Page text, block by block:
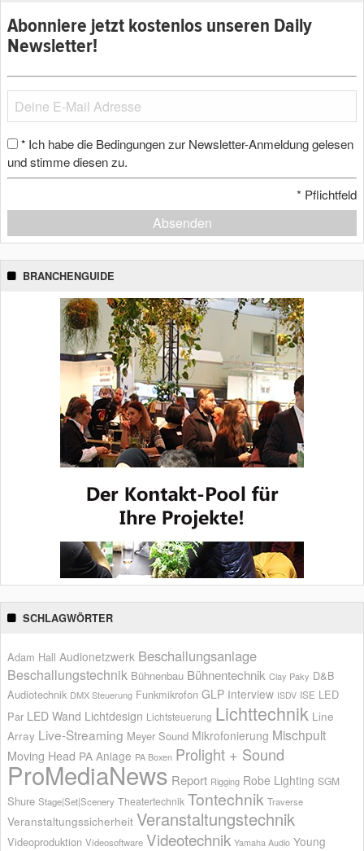
Abonniere jetzt kostenlos unseren Daily
Newsletter!
* Ich habe die Bedingungen zur Newsletter-Anmeldung gelesen
und stimme diesen zu.
* Pflichtfeld
Absenden
BRANCHENGUIDE
SCHLAGWÖRTER
Adam Hall Audionetzwerk Beschallungsanlage
Beschallungstechnik Bühnenbau Bühnentechnik Clay Paky D&B
Audiotechnik DMX Steuerung Funkmikrofon GLP Interview ISDV ISE LED
Par LED Wand Lichtdesign Lichtsteuerung Lichttechnik Line
Array Live-Streaming Meyer Sound Mikrofonierung Mischpult
Moving Head PA Anlage PA Boxen Prolight + Sound
ProMediaNews Report Rigging Robe Lighting SGM
Shure Stage|Set|Scenery Theatertechnik Tontechnik Traverse
Veranstaltungssicherheit Veranstaltungstechnik
Videoproduktion Videosoftware Videotechnik Yamaha Audio Young